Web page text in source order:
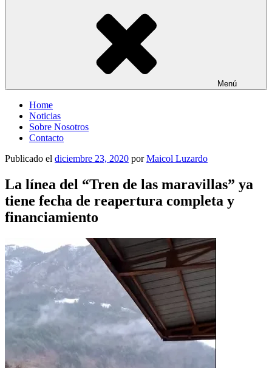
Menú
Home
Noticias
Sobre Nosotros
Contacto
Publicado el diciembre 23, 2020 porMaicol Luzardo
La línea del “Tren de las maravillas” ya
tiene fecha de reapertura completa y
financiamiento